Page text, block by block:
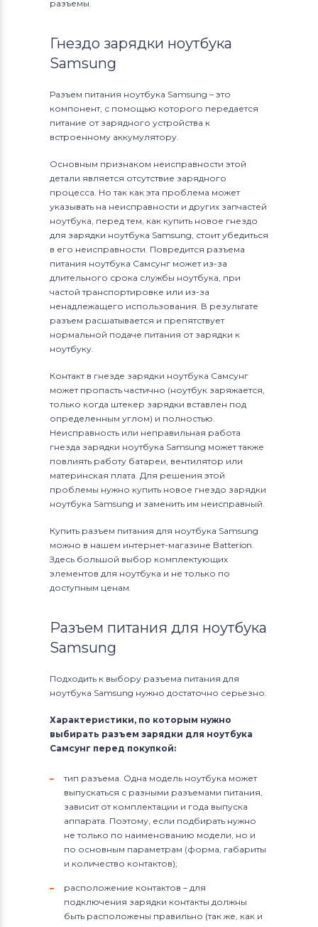
разъемы.
Гнездо зарядки ноутбука
Samsung
Разъем питания ноутбука Samsung – это
компонент, с помощью которого передается
питание от зарядного устройства к
встроенному аккумулятору.
Основным признаком неисправности этой
детали является отсутствие зарядного
процесса. Но так как эта проблема может
указывать на неисправности и других запчастей
ноутбука, перед тем, как купить новое гнездо
для зарядки ноутбука Samsung, стоит убедиться
в его неисправности. Повредится разъема
питания ноутбука Самсунг может из-за
длительного срока службы ноутбука, при
частой транспортировке или из-за
ненадлежащего использования. В результате
разъем расшатывается и препятствует
нормальной подаче питания от зарядки к
ноутбуку.
Контакт в гнезде зарядки ноутбука Самсунг
может пропасть частично (ноутбук заряжается,
только когда штекер зарядки вставлен под
определенным углом) и полностью.
Неисправность или неправильная работа
гнезда зарядки ноутбука Samsung может также
повлиять работу батареи, вентилятор или
материнская плата. Для решения этой
проблемы нужно купить новое гнездо зарядки
ноутбука Samsung и заменить им неисправный.
Купить разъем питания для ноутбука Samsung
можно в нашем интернет-магазине Batterion.
Здесь большой выбор комплектующих
элементов для ноутбука и не только по
доступным ценам.
Разъем питания для ноутбука
Samsung
Подходить к выбору разъема питания для
ноутбука Samsung нужно достаточно серьезно.
Характеристики, по которым нужно
выбирать разъем зарядки для ноутбука
Самсунг перед покупкой:
тип разъема. Одна модель ноутбука может
выпускаться с разными разъемами питания,
зависит от комплектации и года выпуска
аппарата. Поэтому, если подбирать нужно
не только по наименованию модели, но и
по основным параметрам (форма, габариты
и количество контактов);
расположение контактов – для
подключения зарядки контакты должны
быть расположены правильно (так же, как и